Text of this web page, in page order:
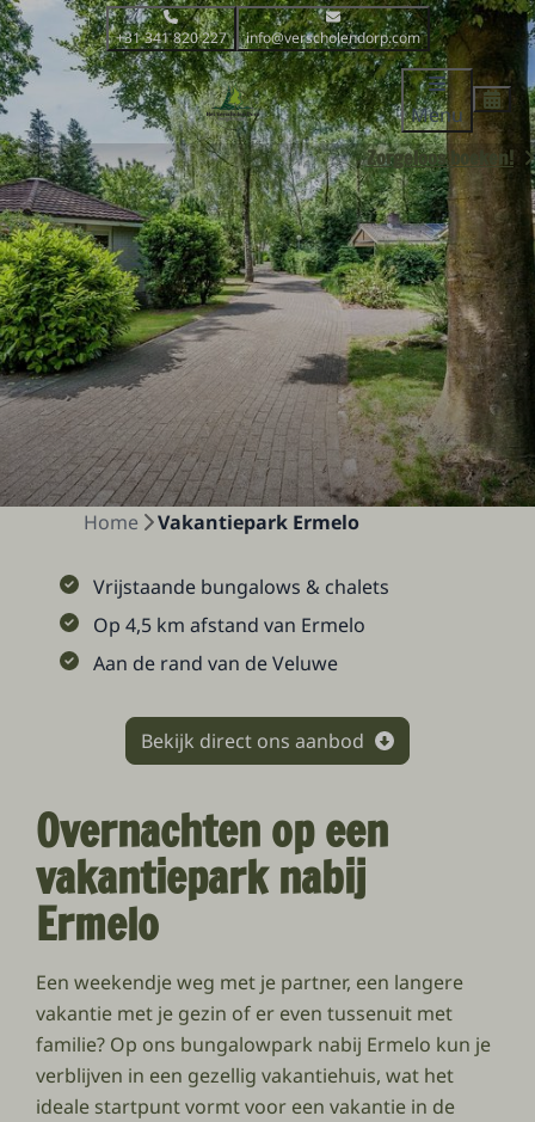
+31 341 820 227 info@verscholendorp.com
Menu
Zorgeloos boeken!
Home Vakantiepark Ermelo
Vrijstaande bungalows & chalets
Op 4,5 km afstand van Ermelo
Aan de rand van de Veluwe
Bekijk direct ons aanbod
Overnachten op een
vakantiepark nabij
Ermelo
Een weekendje weg met je partner, een langere
vakantie met je gezin of er even tussenuit met
familie? Op ons bungalowpark nabij Ermelo kun je
verblijven in een gezellig vakantiehuis, wat het
ideale startpunt vormt voor een vakantie in de